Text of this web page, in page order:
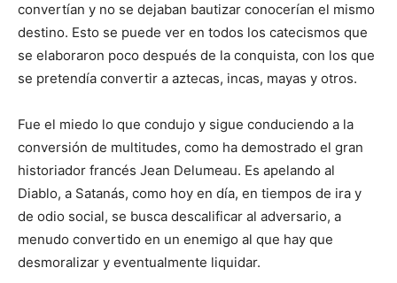
convertían y no se dejaban bautizar conocerían el mismo
destino. Esto se puede ver en todos los catecismos que
se elaboraron poco después de la conquista, con los que
se pretendía convertir a aztecas, incas, mayas y otros.
Fue el miedo lo que condujo y sigue conduciendo a la
conversión de multitudes, como ha demostrado el gran
historiador francés Jean Delumeau. Es apelando al
Diablo, a Satanás, como hoy en día, en tiempos de ira y
de odio social, se busca descalificar al adversario, a
menudo convertido en un enemigo al que hay que
desmoralizar y eventualmente liquidar.